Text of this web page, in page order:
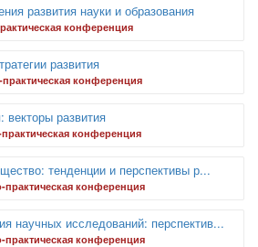
развития науки и образования
конференция
развития
конференция
развития
конференция
тенденции и перспективы р...
конференция
научных исследований: перспектив...
конференция